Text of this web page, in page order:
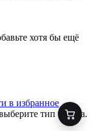
хотя бы ещё
в избранное
тип товара.